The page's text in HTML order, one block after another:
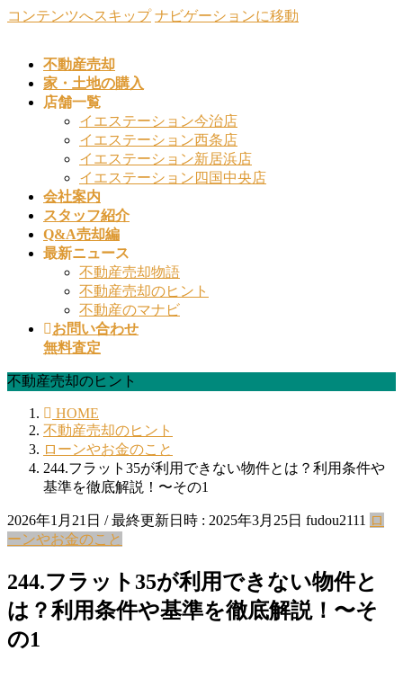
コンテンツへスキップ ナビゲーションに移動
不動産売却
家・土地の購入
店舗一覧
イエステーション今治店
イエステーション西条店
イエステーション新居浜店
イエステーション四国中央店
会社案内
スタッフ紹介
Q&A売却編
最新ニュース
不動産売却物語
不動産売却のヒント
不動産のマナビ
お問い合わせ
無料査定
不動産売却のヒント
HOME
不動産売却のヒント
ローンやお金のこと
244.フラット35が利用できない物件とは？利用条件や
基準を徹底解説！〜その1
2026年1月21日 / 最終更新日時 : 2025年3月25日 fudou2111 ロ
ーンやお金のこと
244.フラット35が利用できない物件と
は？利用条件や基準を徹底解説！〜そ
の1